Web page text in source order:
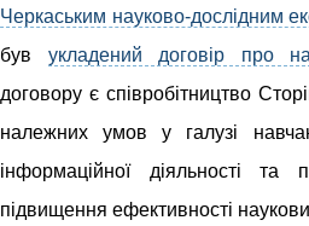
Черкаським науково-дослідним
був укладений договір про
договору є співробітництво
належних умов у галузі
інформаційної діяльності та
підвищення ефективності